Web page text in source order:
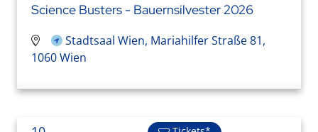
Science Busters - Bauernsilvester 2026
Stadtsaal Wien, Mariahilfer Straße 81,
1060 Wien